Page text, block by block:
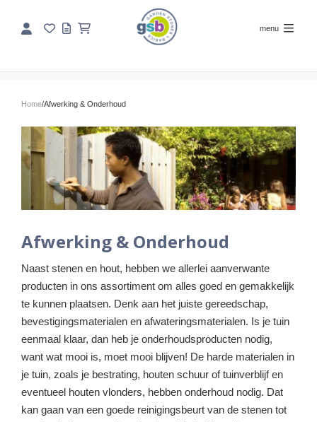
menu
Home/Afwerking & Onderhoud
Afwerking & Onderhoud
Naast stenen en hout, hebben we allerlei aanverwante
producten in ons assortiment om alles goed en gemakkelijk
te kunnen plaatsen. Denk aan het juiste gereedschap,
bevestigingsmaterialen en afwateringsmaterialen. Is je tuin
eenmaal klaar, dan heb je onderhoudsproducten nodig,
want wat mooi is, moet mooi blijven! De harde materialen in
je tuin, zoals je bestrating, houten schuur of tuinverblijf en
eventueel houten vlonders, hebben onderhoud nodig. Dat
kan gaan van een goede reinigingsbeurt van de stenen tot